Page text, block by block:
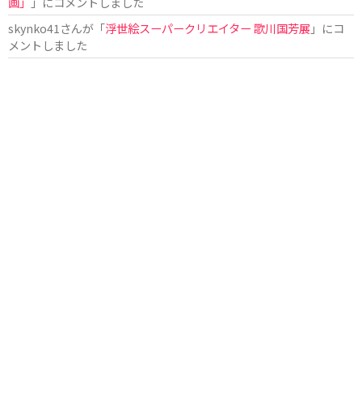
skynko41 さんが「浮世絵スーパークリエイター 歌川国芳展 」にコ
メントしました